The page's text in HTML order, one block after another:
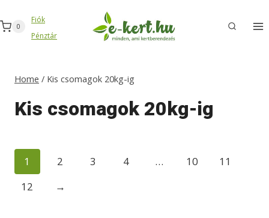
to
content
0
Fiók
Pénztár
Home / Kis csomagok 20kg-ig
Kis csomagok 20kg-ig
1 2 3 4 … 10
11
12
→